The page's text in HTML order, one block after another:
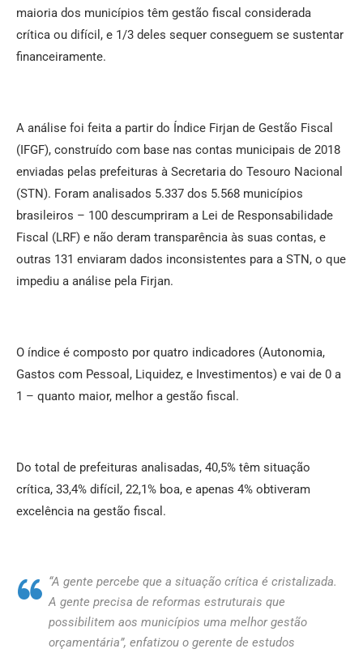
maioria dos municípios têm gestão fiscal considerada
crítica ou difícil, e 1/3 deles sequer conseguem se sustentar
financeiramente.
A análise foi feita a partir do Índice Firjan de Gestão Fiscal
(IFGF), construído com base nas contas municipais de 2018
enviadas pelas prefeituras à Secretaria do Tesouro Nacional
(STN). Foram analisados 5.337 dos 5.568 municípios
brasileiros – 100 descumpriram a Lei de Responsabilidade
Fiscal (LRF) e não deram transparência às suas contas, e
outras 131 enviaram dados inconsistentes para a STN, o que
impediu a análise pela Firjan.
O índice é composto por quatro indicadores (Autonomia,
Gastos com Pessoal, Liquidez, e Investimentos) e vai de 0 a
1 – quanto maior, melhor a gestão fiscal.
Do total de prefeituras analisadas, 40,5% têm situação
crítica, 33,4% difícil, 22,1% boa, e apenas 4% obtiveram
excelência na gestão fiscal.
“A gente percebe que a situação crítica é cristalizada.
A gente precisa de reformas estruturais que
possibilitem aos municípios uma melhor gestão
orçamentária”, enfatizou o gerente de estudos